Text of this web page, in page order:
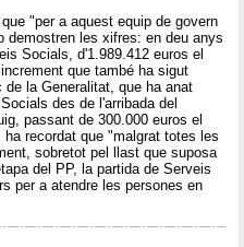
"per a aquest equip de govern
demostren les xifres: en deu anys
Socials, d'1.989.412 euros el
que també ha sigut
la Generalitat, que ha anat
des de l'arribada del
passant de 300.000 euros el
recordat que "malgrat totes les
sobretot pel llast que suposa
del PP, la partida de Serveis
per a atendre les persones en